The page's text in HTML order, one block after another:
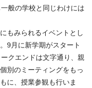
般の学校と同じわけには
もみられるイベントとし
9月に新学期がスタート
クエンドは文字通り、親
別のミーティングをもっ
に、授業参観も行いま